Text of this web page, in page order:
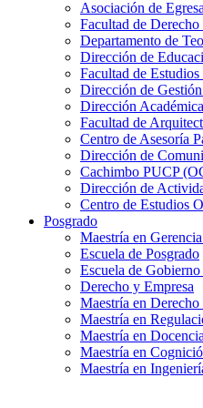
Asociación de
Facultad de Derecho
Departamento de
Dirección de
Facultad de
Dirección de
Dirección
Facultad de
Centro de Asesoría
Dirección de
Cachimbo PUCP
Dirección de
Centro de Estudios
Posgrado
Maestría en
Escuela de Posgrado
Escuela de
Derecho y Empresa
Maestría en
Maestría en
Maestría en
Maestría en
Maestría en